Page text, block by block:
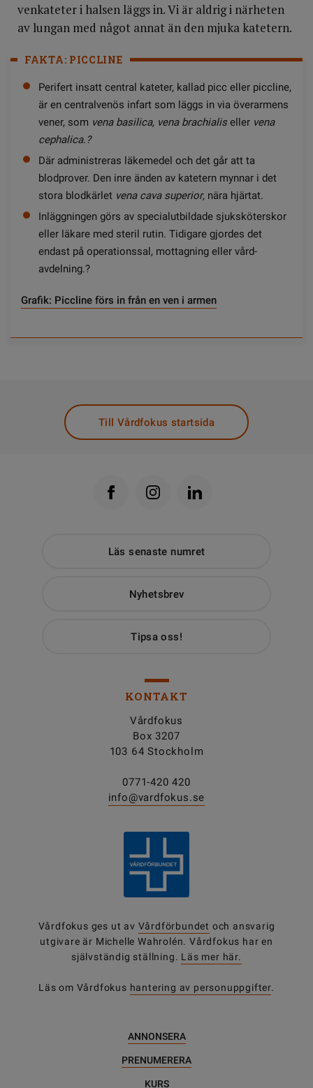
venkateter i halsen läggs in. Vi är aldrig i närheten
av lungan med något annat än den mjuka katetern.
FAKTA: PICCLINE
Perifert insatt central kateter, kallad picc eller piccline,
är en centralvenös infart som läggs in via överarmens
vener, som vena basilica, vena brachialiseller vena
cephalica.?
Där administreras läkemedel och det går att ta
blodprover. Den inre änden av katetern mynnar i det
stora blodkärlet vena cava superior, nära hjärtat.
Inläggningen görs av special­utbildade sjuksköterskor
eller läkare med steril rutin. Tidigare gjordes det
endast på operationssal, mottagning eller vård­
avdelning.?
Grafik: Piccline förs in från en ven i armen
Till Vårdfokus startsida
Läs senaste numret
Nyhetsbrev
Tipsa oss!
KONTAKT
Vårdfokus
Box 3207
103 64 Stockholm
0771-420 420
info@vardfokus.se
Vårdfokus ges ut av Vårdförbundet och ansvarig
utgivare är Michelle Wahrolén. Vårdfokus har en
självständig ställning. Läs mer här.
Läs om Vårdfokus hantering av personuppgifter.
ANNONSERA
PRENUMERERA
KURS